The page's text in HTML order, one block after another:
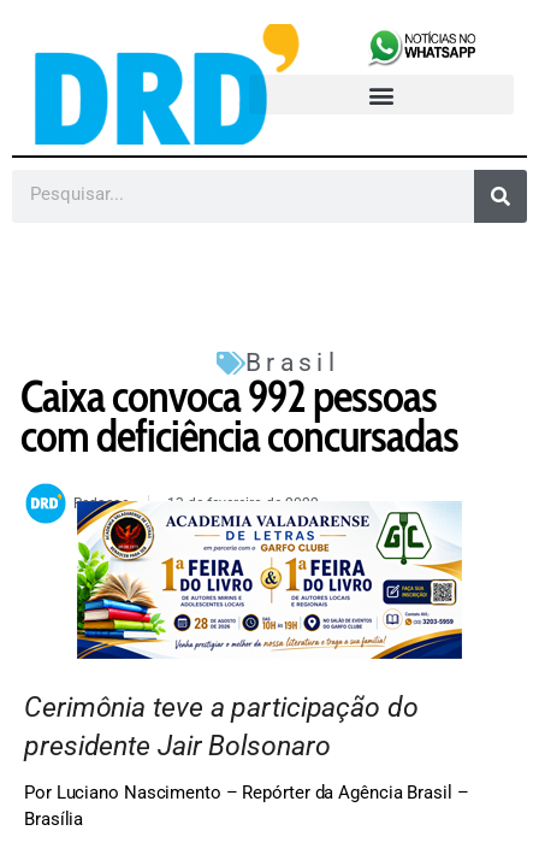
Brasil
Caixa convoca 992 pessoas
com deficiência concursadas
Redacao 13 de fevereiro de 2022
Cerimônia teve a participação do
presidente Jair Bolsonaro
Por Luciano Nascimento – Repórter da Agência Brasil –
Brasília